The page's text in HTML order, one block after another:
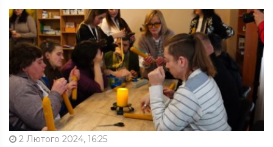
2 Лютого 2024, 16:25